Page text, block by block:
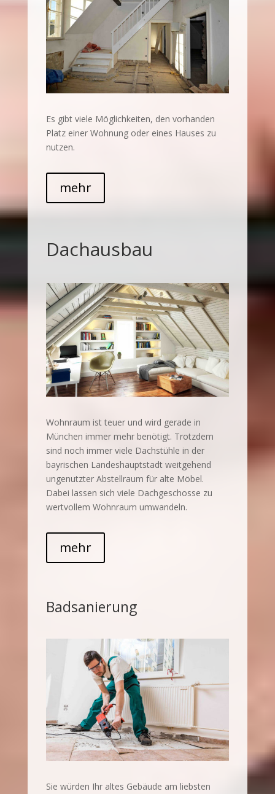
Es gibt viele Möglichkeiten, den vorhanden
Platz einer Wohnung oder eines Hauses zu
nutzen.
mehr
Dachausbau
Wohnraum ist teuer und wird gerade in
München immer mehr benötigt. Trotzdem
sind noch immer viele Dachstühle in der
bayrischen Landeshauptstadt weitgehend
ungenutzter Abstellraum für alte Möbel.
Dabei lassen sich viele Dachgeschosse zu
wertvollem Wohnraum umwandeln.
mehr
Badsanierung
Sie würden Ihr altes Gebäude am liebsten